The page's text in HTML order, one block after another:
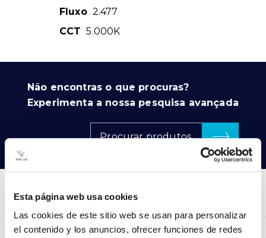
Esta página web usa cookies
Las cookies de este sitio web se usan para personalizar
el contenido y los anuncios, ofrecer funciones de redes
Fluxo 2.477
CCT 5.000K
Não encontras o que procuras?
Experimenta a nossa pesquisa avançada
Procurar produtos